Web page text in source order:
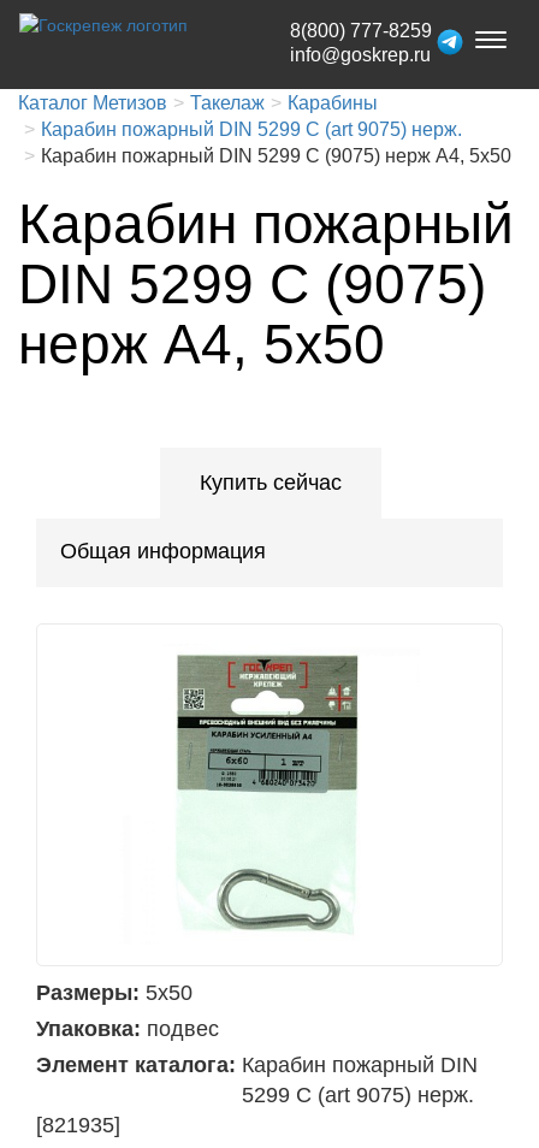
Toggle
8(800) 777-8259
info@goskrep.ru
Каталог Метизов Такелаж
Карабины
Карабин пожарный DIN 5299 C (art 9075) нерж.
Карабин пожарный DIN 5299 C (9075) нерж A4, 5x50
Карабин пожарный
DIN 5299 C (9075)
нерж A4, 5x50
Купить сейчас
Общая информация
Размеры: 5x50
Упаковка: подвес
Элемент каталога: Карабин пожарный DIN
5299 C (art 9075) нерж.
[821935]